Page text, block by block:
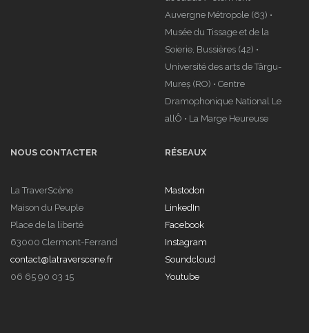
Auvergne Métropole (63) •
Musée du Tissage et de la
Soierie, Bussières (42) •
Université des arts de Târgu-
Mureș (RO) • Centre
Dramophonique National Le
allÔ • La Marge Heureuse
NOUS CONTACTER
La TraverScène
Maison du Peuple
Place de la liberté
63000 Clermont-Ferrand
contact@latraverscene.fr
06 65 90 03 15
RÉSEAUX
Mastodon
LinkedIn
Facebook
Instagram
Soundcloud
Youtube